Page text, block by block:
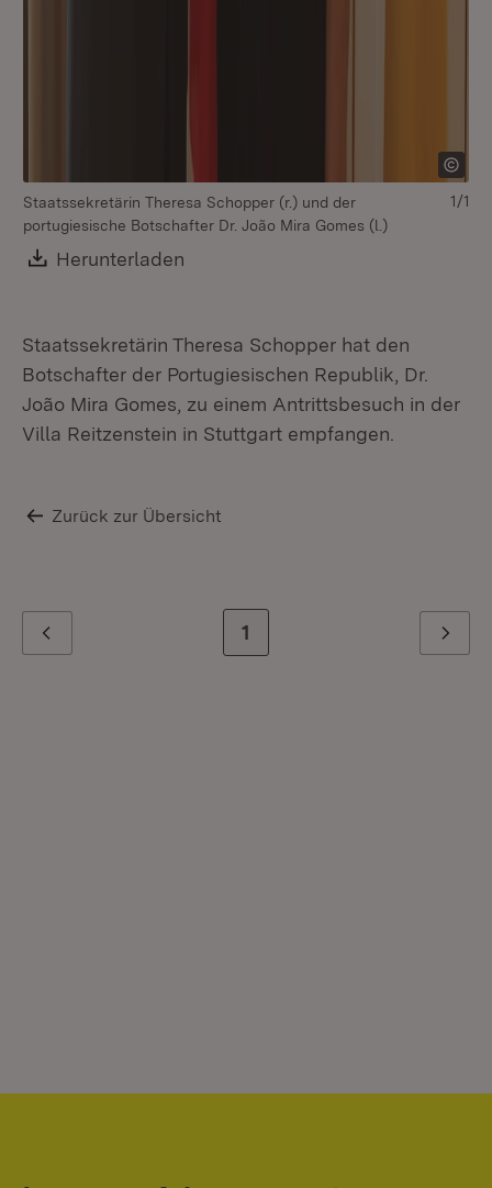
Staatssekretärin Theresa Schopper (r.) und der
portugiesische Botschafter Dr. João Mira Gomes (l.)
Download:
Herunterladen
1/1
Staatssekretärin Theresa Schopper hat den
Botschafter der Portugiesischen Republik, Dr.
João Mira Gomes, zu einem Antrittsbesuch in der
Villa Reitzenstein in Stuttgart empfangen.
Zurück zur Übersicht
Zur letzten Seite
1 Weiter